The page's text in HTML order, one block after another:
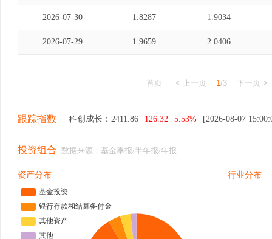
2026-07-30 1.8287 1.9034
2026-07-29 1.9659 2.0406
首页 < 上一页 1/3 下一页 >
跟踪指数 科创成长： 2411.86 126.32 5.53% [2026-08-07
投资组合 数据来源：基金季报/半年报/年报
资产分布 行业分布